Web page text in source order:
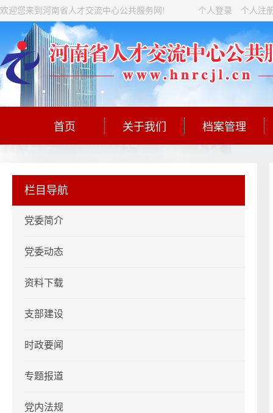
欢迎您来到河南省人才交流中心公共服务网! 个人登录 个人注
首页 关于我们 档案管理
栏目导航
党委简介
党委动态
资料下载
支部建设
时政要闻
专题报道
党内法规